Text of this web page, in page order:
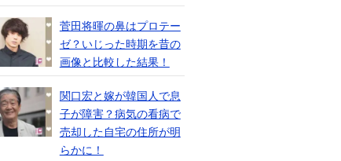
菅田将暉の鼻はプロテー
ゼ？いじった時期を昔の
画像と比較した結果！
関口宏と嫁が韓国人で息
子が障害？病気の看病で
売却した自宅の住所が明
らかに！